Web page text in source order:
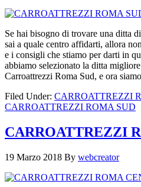
Se hai bisogno di trovare una ditta
sai a quale centro affidarti, allora
e i consigli che stiamo per darti in
abbiamo selezionato la ditta
Carroattrezzi Roma Sud, e ora
Filed Under: CARROATTREZZI
CARROATTREZZI ROMA SUD
CARROATTREZZI
19 Marzo 2018 By webcreator